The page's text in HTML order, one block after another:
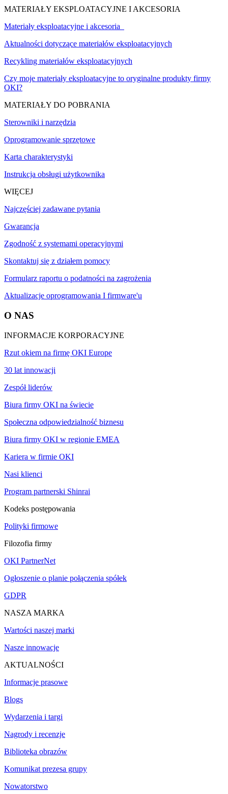
MATERIAŁY EKSPLOATACYJNE I AKCESORIA
Materiały eksploatacyjne i akcesoria
Aktualności dotyczące materiałów eksploatacyjnych
Recykling materiałów eksploatacyjnych
Czy moje materiały eksploatacyjne to oryginalne produkty firmy
OKI?
MATERIAŁY DO POBRANIA
Sterowniki i narzędzia
Oprogramowanie sprzętowe
Karta charakterystyki
Instrukcja obsługi użytkownika
WIĘCEJ
Najczęściej zadawane pytania
Gwarancja
Zgodność z systemami operacyjnymi
Skontaktuj się z działem pomocy
Formularz raportu o podatności na zagrożenia
Aktualizacje oprogramowania I firmware'u
O NAS
INFORMACJE KORPORACYJNE
Rzut okiem na firmę OKI Europe
30 lat innowacji
Zespół liderów
Biura firmy OKI na świecie
Społeczna odpowiedzialność biznesu
Biura firmy OKI w regionie EMEA
Kariera w firmie OKI
Nasi klienci
Program partnerski Shinrai
Kodeks postępowania
Polityki firmowe
Filozofia firmy
OKI PartnerNet
Ogłoszenie o planie połączenia spółek
GDPR
NASZA MARKA
Wartości naszej marki
Nasze innowacje
AKTUALNOŚCI
Informacje prasowe
Blogs
Wydarzenia i targi
Nagrody i recenzje
Biblioteka obrazów
Komunikat prezesa grupy
Nowatorstwo